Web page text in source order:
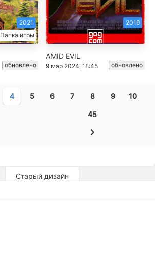
Папка игры
2021
обновлено
2019
AMID EVIL
9 мар 2024, 18:45 обновлено
4 5 6 7 8 9 10
45
Старый дизайн